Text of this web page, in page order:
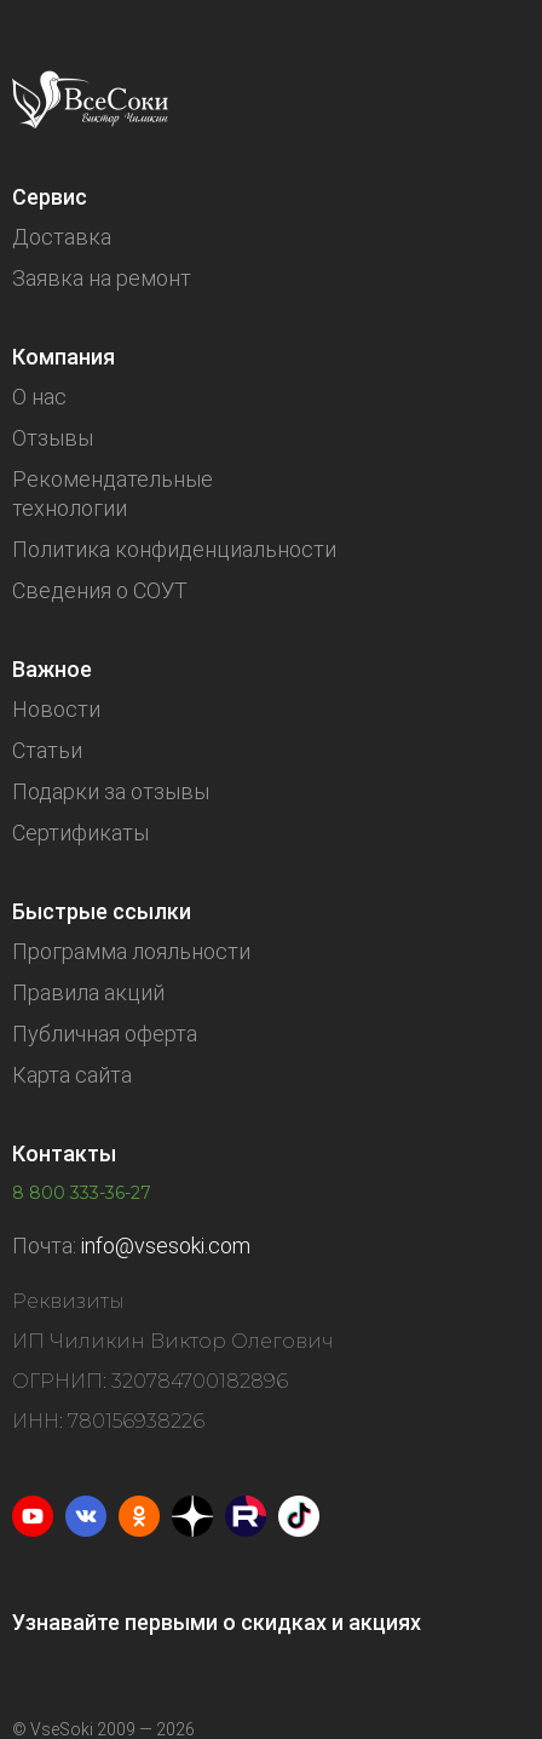
Сервис
Доставка
Заявка на ремонт
Компания
О нас
Отзывы
Рекомендательные
технологии
Политика конфиденциальности
Сведения о СОУТ
Важное
Новости
Статьи
Подарки за отзывы
Сертификаты
Быстрые ссылки
Программа лояльности
Правила акций
Публичная оферта
Карта сайта
Контакты
8 800 333-36-27
Почта: info@vsesoki.com
Реквизиты
ИП Чиликин Виктор Олегович
ОГРНИП: 320784700182896
ИНН: 780156938226
Узнавайте первыми о скидках и акциях
© VseSoki 2009 — 2026